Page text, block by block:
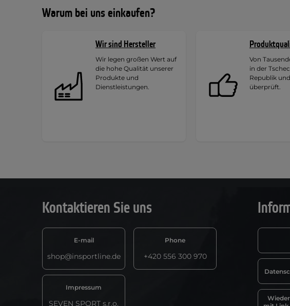
Warum bei uns einkaufen?
Wir sind Hersteller
Wir legen großen Wert auf
die hohe Qualität unserer
Produkte und
Dienstleistungen.
Von
in der
Republik
überprüft.
Kontaktieren Sie uns
E-mail
shop@insportline.de
Phone
+420 556 300 970
Impressum
SEVEN SPORT s.r.o.